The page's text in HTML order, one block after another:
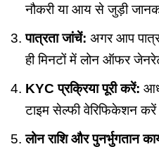
नौकरी या आय से जुड़ी
पात्रता जांचें: अगर आप
ही मिनटों में लोन ऑफर
KYC प्रक्रिया पूरी करें:
टाइम सेल्फी वेरिफिकेशन
लोन राशि और पुनर्भुगतान